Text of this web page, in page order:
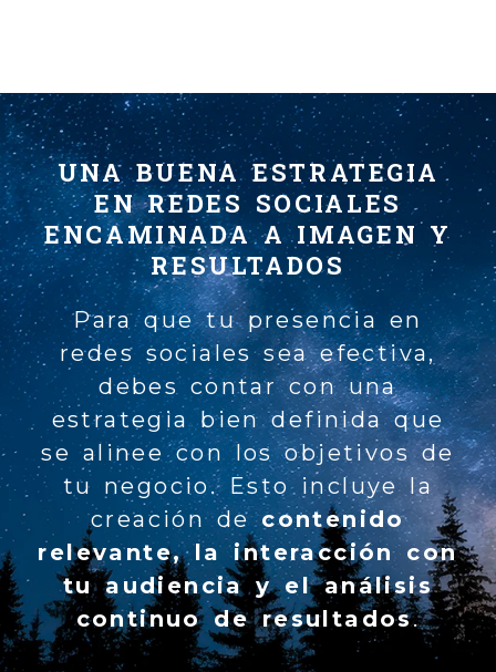
UNA BUENA ESTRATEGIA
EN REDES SOCIALES
ENCAMINADA A IMAGEN Y
RESULTADOS
Para que tu presencia en
redes sociales sea efectiva,
debes contar con una
estrategia bien definida que
se alinee con los objetivos de
tu negocio. Esto incluye la
creación decontenido
relevante, la interacción con
tu audiencia y el análisis
continuo de resultados.